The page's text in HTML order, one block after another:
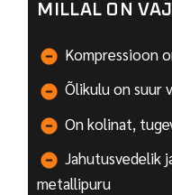
MILLAL ON
Kompressioon
Õlikulu on suur
On kolinat,
Jahutusvedelik
metallipuru